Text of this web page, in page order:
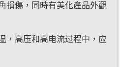
損傷，同時有美化產品外觀
，高压和高电流过程中，应